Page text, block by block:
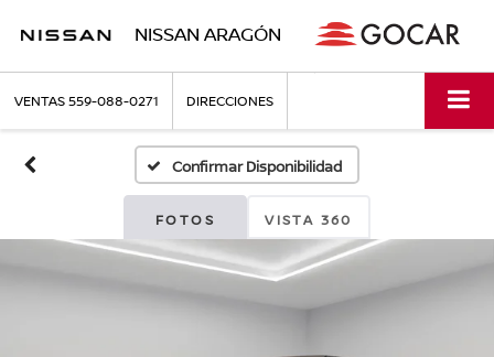
NISSAN ARAGÓN
VENTAS559-088-0271 DIRECCIONES
Confirmar Disponibilidad
FOTOS VISTA 360